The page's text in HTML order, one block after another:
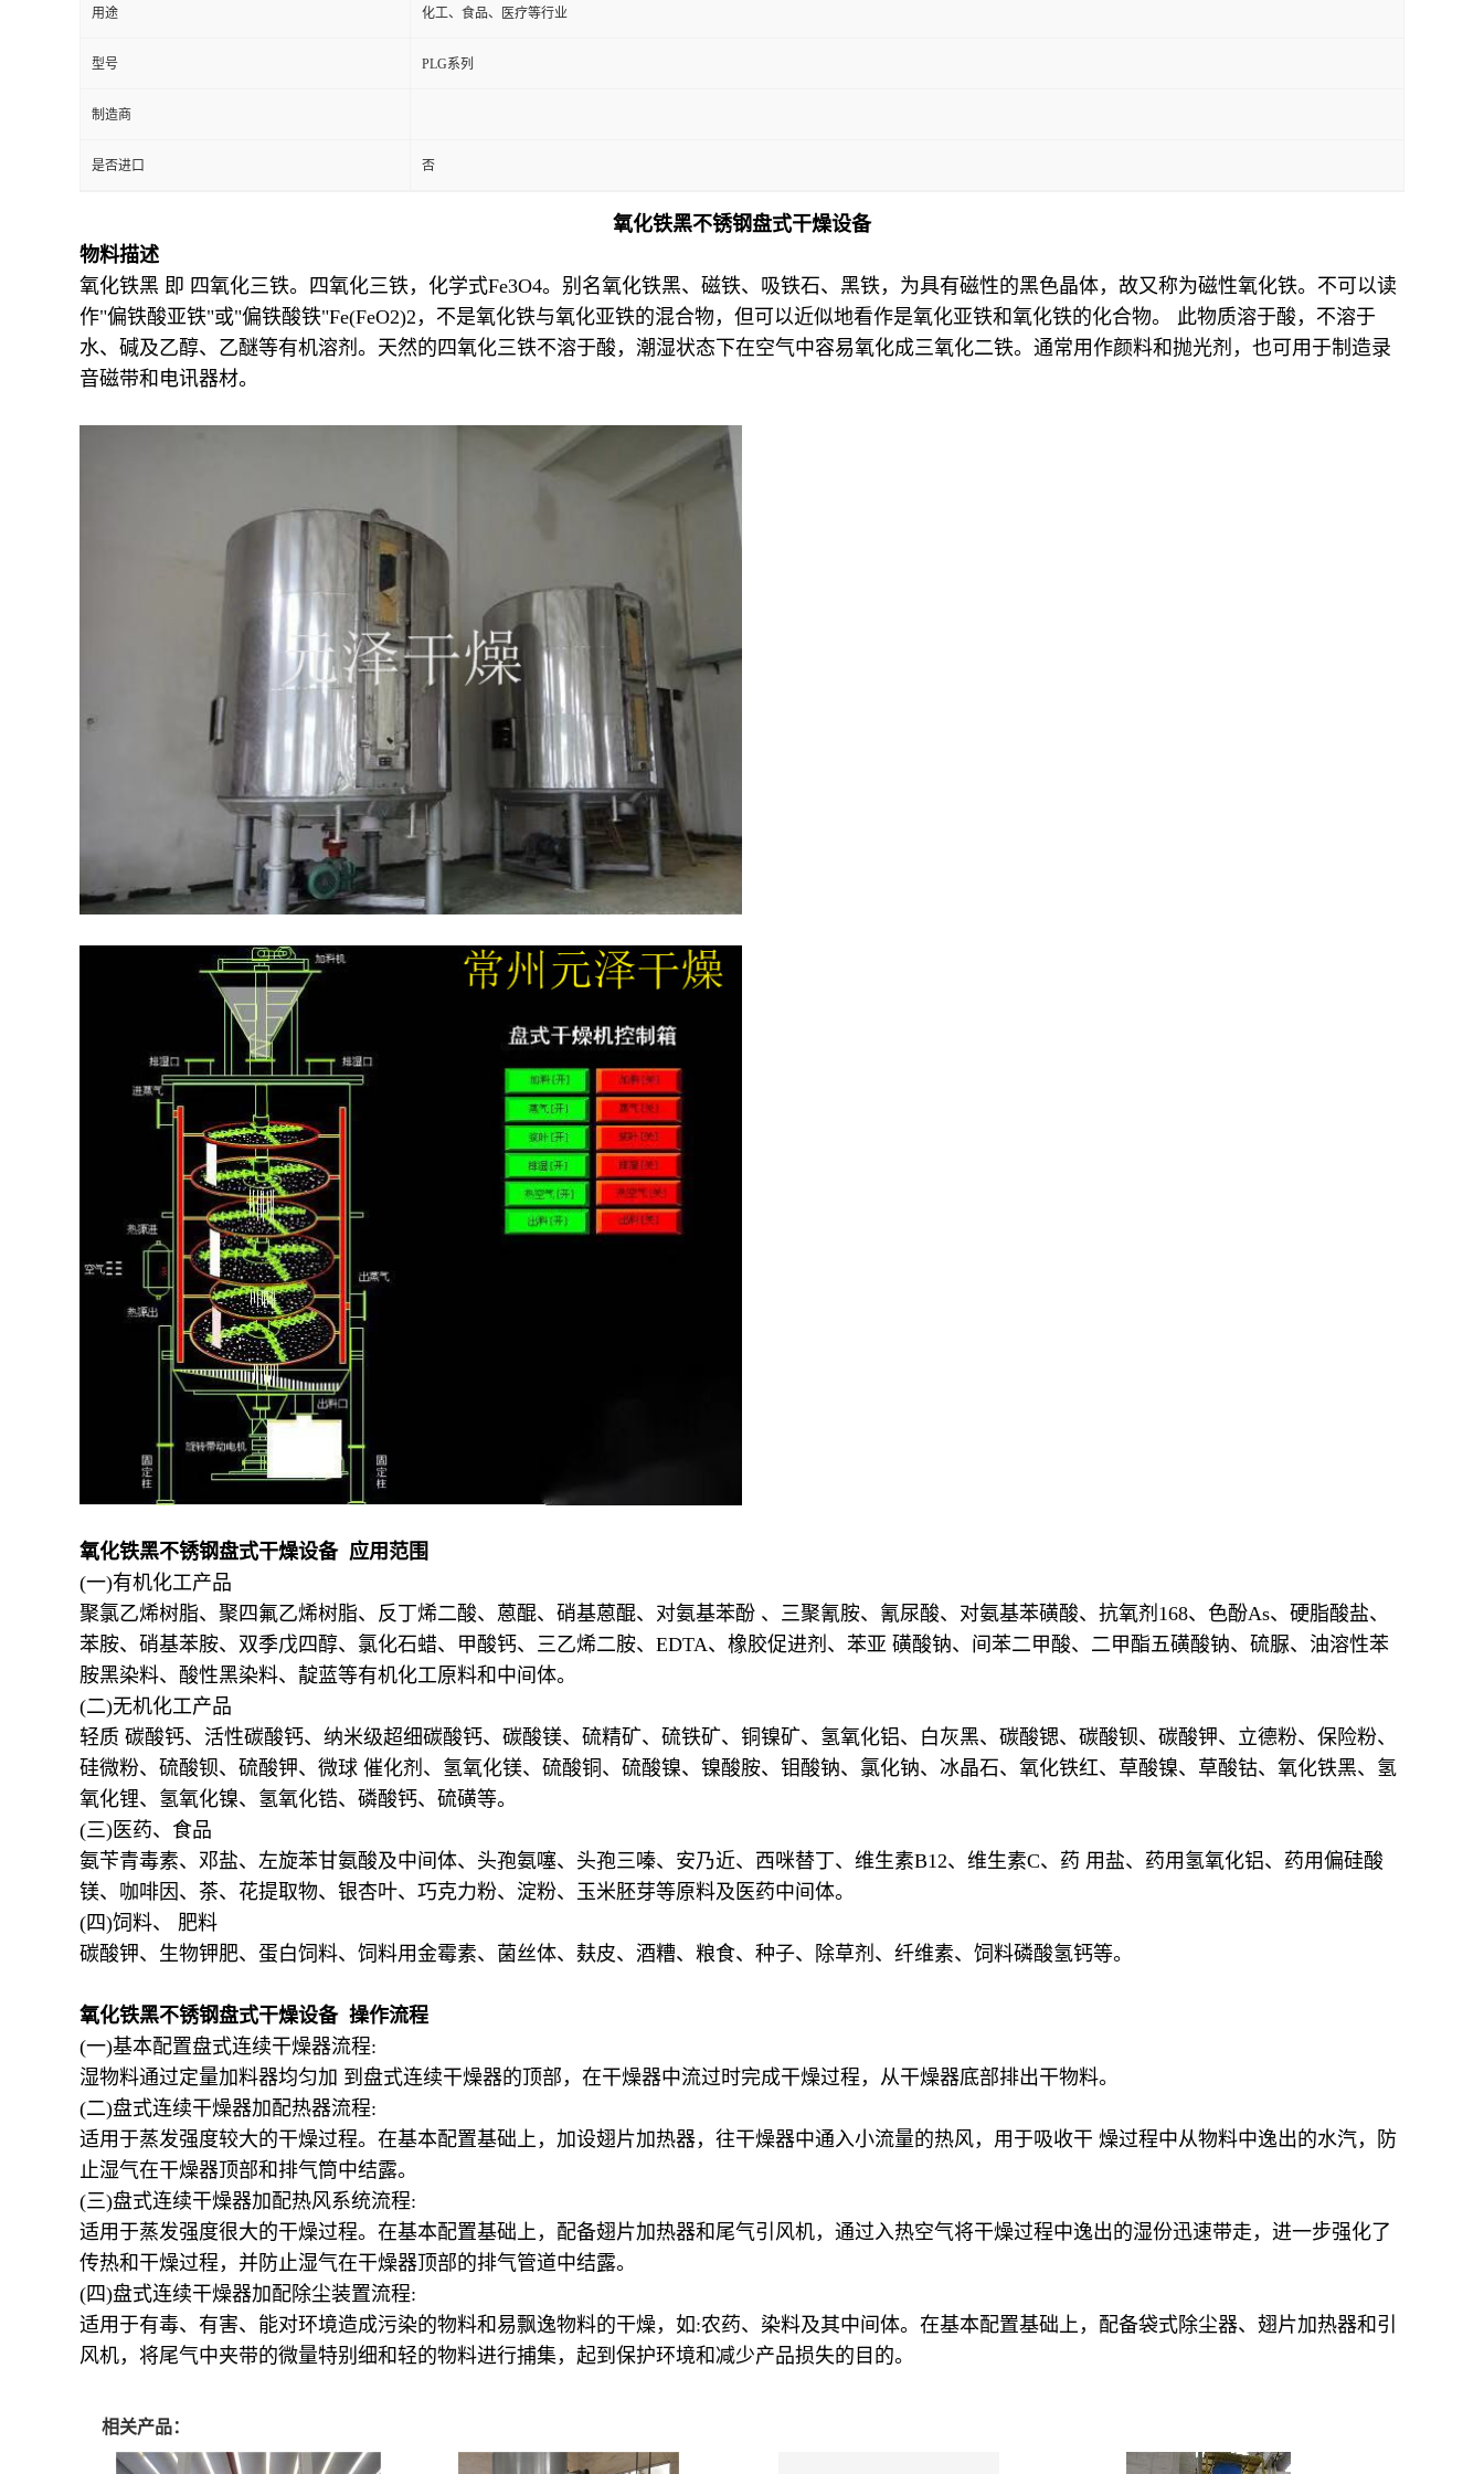
用途 化工、食品、医疗等行业
型号 PLG系列
制造商
是否进口 否
氧化铁黑不锈钢盘式干燥设备
物料描述
氧化铁黑 即 四氧化三铁。四氧化三铁，化学式Fe3O4。别名氧化铁黑、磁铁、吸铁石、黑铁，为具有磁性的黑色晶体，故又称为磁性氧化铁。不可以读
作"偏铁酸亚铁"或"偏铁酸铁"Fe(FeO2)2，不是氧化铁与氧化亚铁的混合物，但可以近似地看作是氧化亚铁和氧化铁的化合物。 此物质溶于酸，不溶于
水、碱及乙醇、乙醚等有机溶剂。天然的四氧化三铁不溶于酸，潮湿状态下在空气中容易氧化成三氧化二铁。通常用作颜料和抛光剂，也可用于制造录
音磁带和电讯器材。
氧化铁黑不锈钢盘式干燥设备 应用范围
(一)有机化工产品
聚氯乙烯树脂、聚四氟乙烯树脂、反丁烯二酸、蒽醌、硝基蒽醌、对氨基苯酚 、三聚氰胺、氰尿酸、对氨基苯磺酸、抗氧剂168、色酚As、硬脂酸盐、
苯胺、硝基苯胺、双季戊四醇、氯化石蜡、甲酸钙、三乙烯二胺、EDTA、橡胶促进剂、苯亚 磺酸钠、间苯二甲酸、二甲酯五磺酸钠、硫脲、油溶性苯
胺黑染料、酸性黑染料、靛蓝等有机化工原料和中间体。
(二)无机化工产品
轻质 碳酸钙、活性碳酸钙、纳米级超细碳酸钙、碳酸镁、硫精矿、硫铁矿、铜镍矿、氢氧化铝、白灰黑、碳酸锶、碳酸钡、碳酸钾、立德粉、保险粉、
硅微粉、硫酸钡、硫酸钾、微球 催化剂、氢氧化镁、硫酸铜、硫酸镍、镍酸胺、钼酸钠、氯化钠、冰晶石、氧化铁红、草酸镍、草酸钴、氧化铁黑、氢
氧化锂、氢氧化镍、氢氧化锆、磷酸钙、硫磺等。
(三)医药、食品
氨苄青毒素、邓盐、左旋苯甘氨酸及中间体、头孢氨噻、头孢三嗪、安乃近、西咪替丁、维生素B12、维生素C、药 用盐、药用氢氧化铝、药用偏硅酸
镁、咖啡因、茶、花提取物、银杏叶、巧克力粉、淀粉、玉米胚芽等原料及医药中间体。
(四)饲料、 肥料
碳酸钾、生物钾肥、蛋白饲料、饲料用金霉素、菌丝体、麸皮、酒糟、粮食、种子、除草剂、纤维素、饲料磷酸氢钙等。
氧化铁黑不锈钢盘式干燥设备 操作流程
(一)基本配置盘式连续干燥器流程:
湿物料通过定量加料器均匀加 到盘式连续干燥器的顶部，在干燥器中流过时完成干燥过程，从干燥器底部排出干物料。
(二)盘式连续干燥器加配热器流程:
适用于蒸发强度较大的干燥过程。在基本配置基础上，加设翅片加热器，往干燥器中通入小流量的热风，用于吸收干 燥过程中从物料中逸出的水汽，防
止湿气在干燥器顶部和排气筒中结露。
(三)盘式连续干燥器加配热风系统流程:
适用于蒸发强度很大的干燥过程。在基本配置基础上，配备翅片加热器和尾气引风机，通过入热空气将干燥过程中逸出的湿份迅速带走，进一步强化了
传热和干燥过程，并防止湿气在干燥器顶部的排气管道中结露。
(四)盘式连续干燥器加配除尘装置流程:
适用于有毒、有害、能对环境造成污染的物料和易飘逸物料的干燥，如:农药、染料及其中间体。在基本配置基础上，配备袋式除尘器、翅片加热器和引
风机，将尾气中夹带的微量特别细和轻的物料进行捕集，起到保护环境和减少产品损失的目的。
相关产品：